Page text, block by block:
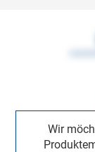
Wir